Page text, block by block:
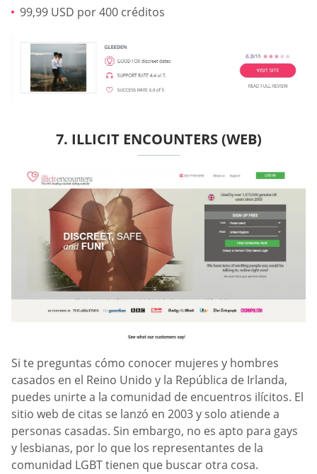
99,99 USD por 400 créditos
7. ILLICIT ENCOUNTERS (WEB)
Si te preguntas cómo conocer mujeres y hombres
casados en el Reino Unido y la República de Irlanda,
puedes unirte a la comunidad de encuentros ilícitos. El
sitio web de citas se lanzó en 2003 y solo atiende a
personas casadas. Sin embargo, no es apto para gays
y lesbianas, por lo que los representantes de la
comunidad LGBT tienen que buscar otra cosa.